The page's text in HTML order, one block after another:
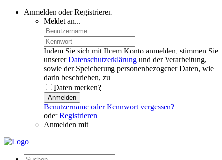
Anmelden oder Registrieren
Meldet an...
Indem Sie sich mit Ihrem Konto anmelden, stimmen Sie
unsererDatenschutzerklärung und der Verarbeitung,
sowie der Speicherung personenbezogener Daten, wie
darin beschrieben, zu.
Daten merken?
Anmelden
Benutzername oder Kennwort vergessen?
oderRegistrieren
Anmelden mit